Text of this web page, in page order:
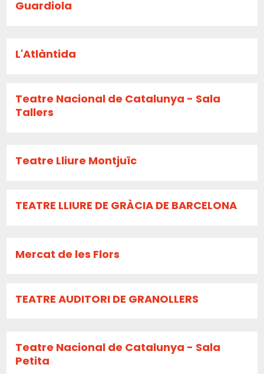
Guardiola
L'Atlàntida
Teatre Nacional de Catalunya - Sala
Tallers
Teatre Lliure Montjuïc
TEATRE LLIURE DE GRÀCIA DE BARCELONA
Mercat de les Flors
TEATRE AUDITORI DE GRANOLLERS
Teatre Nacional de Catalunya - Sala
Petita